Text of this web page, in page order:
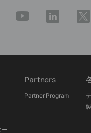
ー
Partners
Partner Program